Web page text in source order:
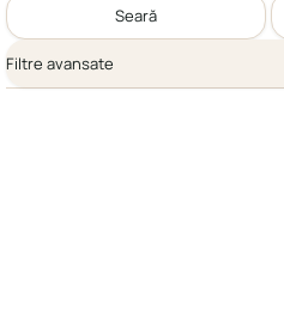
Seară
Filtre avansate